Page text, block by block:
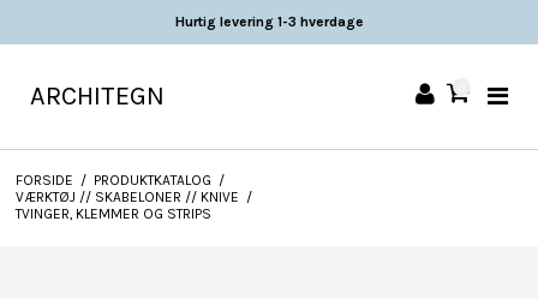
Fast lav fragt 49 DKK
ARCHITEGN
FORSIDE / PRODUKTKATALOG /
VÆRKTØJ // SKABELONER // KNIVE /
TVINGER, KLEMMER OG STRIPS